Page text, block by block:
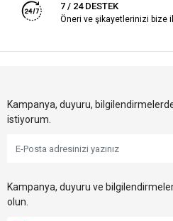
7 / 24 DESTEK
Öneri ve şikayetlerinizi bize
Kampanya, duyuru,
istiyorum.
Kampanya, duyuru ve
olun.